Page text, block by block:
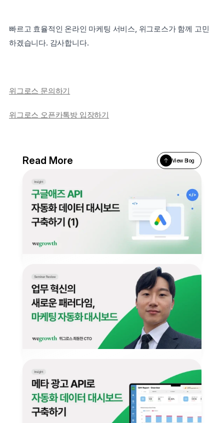
빠르고 효율적인 온라인 마케팅 서비스, 위그로스가 함께 고민
하겠습니다. 감사합니다.
위그로스 문의하기
위그로스 오픈카톡방 입장하기
Read More View Blog
구글애즈 API 자동화 데이터 대시보드 구
축하기 (1)
Google Ads API로 광고 데이터를 자동 수집하고 분석하는
방법, 실무 자동화와 인사이트 발굴 전략에 주목해보세요.
DATA INTELLIGENCE 2025년 4월 2일
임, 마케팅 자동화 대시보드
수작업 리포트, 자동화로 바꿀 수 있을까요? 위그로스의 광고
대시보드 세미나에서 해법을 확인해보세요. 많은 기업에서
광고 성과 데이터를 보고하는 일은…
TEAM STORY